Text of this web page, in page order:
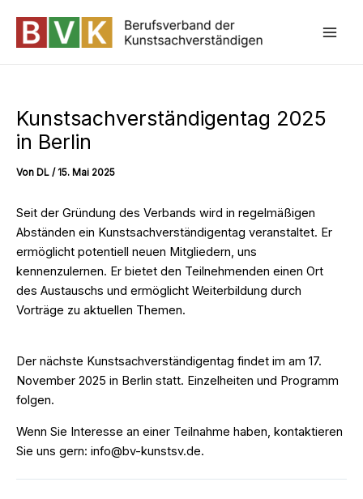
Inhalt
springen
Kunstsachverständigentag 2025
in Berlin
Von DL /15. Mai 2025
Seit der Gründung des Verbands wird in regelmäßigen
Abständen ein Kunstsachverständigentag veranstaltet. Er
ermöglicht potentiell neuen Mitgliedern, uns
kennenzulernen. Er bietet den Teilnehmenden einen Ort
des Austauschs und ermöglicht Weiterbildung durch
Vorträge zu aktuellen Themen.
Der nächste Kunstsachverständigentag findet im am 17.
November 2025 in Berlin statt. Einzelheiten und Programm
folgen.
Wenn Sie Interesse an einer Teilnahme haben, kontaktieren
Sie uns gern: info@bv-kunstsv.de.